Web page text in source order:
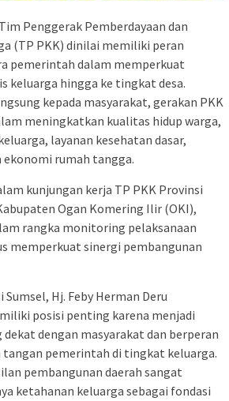
Penggerak Pemberdayaan dan
(TP PKK) dinilai memiliki peran
pemerintah dalam memperkuat
keluarga hingga ke tingkat desa.
kepada masyarakat, gerakan PKK
meningkatkan kualitas hidup warga,
layanan kesehatan dasar,
ekonomi rumah tangga.
kunjungan kerja TP PKK Provinsi
Ogan Komering Ilir (OKI),
rangka monitoring pelaksanaan
memperkuat sinergi pembangunan
Hj. Feby Herman Deru
posisi penting karena menjadi
dengan masyarakat dan berperan
tangan pemerintah di tingkat keluarga.
pembangunan daerah sangat
ketahanan keluarga sebagai fondasi